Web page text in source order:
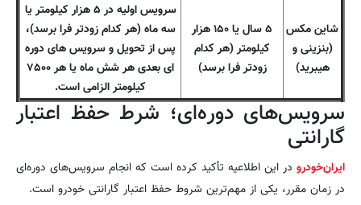
شاین مکس
(بنزینی و
هیبرید)
۵ سال یا ۱۵۰ هزار
کیلومتر (هر کدام
زودتر فرا برسد)
سرویس اولیه در ۵ هزار کیلومتر یا
سه ماه (هر کدام زودتر فرا برسد)،
پس از تحویل و سرویس های دوره
ای بعدی هر شش ماه یا هر ۷۵۰۰
کیلومتر الزامی است.
سرویس‌های دوره‌ای؛ شرط حفظ اعتبار
گارانتی
ایران‌خودرو در این اطلاعیه تأکید کرده است که انجام سرویس‌های دوره‌ای
در زمان مقرر، یکی از مهم‌ترین شروط حفظ اعتبار گارانتی خودرو است.